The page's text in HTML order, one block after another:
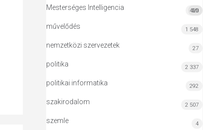
Mesterséges Intelligencia MI
420
művelődés 1 548
nemzetközi szervezetek 27
politika 2 337
politikai informatika 292
szakirodalom 2 507
szemle 4